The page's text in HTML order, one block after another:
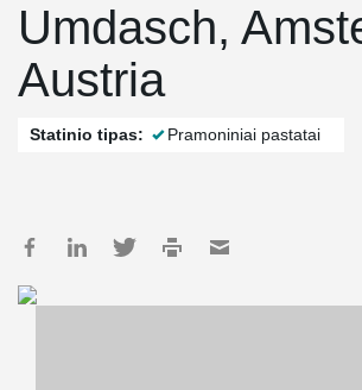
Umdasch,
Austria
Statinio tipas: Pramoniniai pastatai